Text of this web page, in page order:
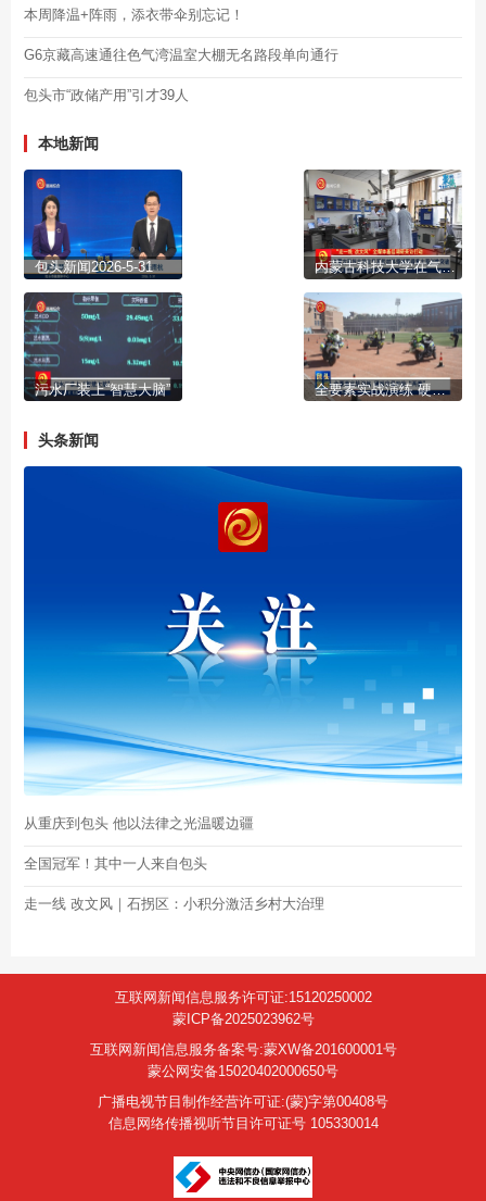
本周降温+阵雨，添衣带伞别忘记！
G6京藏高速通往色气湾温室大棚无名路段单向通行
包头市“政储产用”引才39人
本地新闻
包头新闻2026-5-31 内蒙古科技大学在气凝胶材料领域取得重大原创性突破
污水厂装上“智慧大脑” 全要素实战演练 硬核安保护航“两赛”
头条新闻
从重庆到包头 他以法律之光温暖边疆
全国冠军！其中一人来自包头
走一线 改文风｜石拐区：小积分激活乡村大治理
互联网新闻信息服务许可证:15120250002
蒙ICP备2025023962号
互联网新闻信息服务备案号:蒙XW备201600001号
蒙公网安备15020402000650号
广播电视节目制作经营许可证:(蒙)字第00408号
信息网络传播视听节目许可证号 105330014